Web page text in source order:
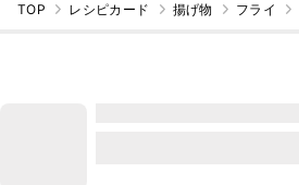
TOP レシピカード 揚げ物 フライ